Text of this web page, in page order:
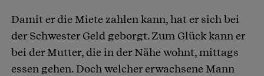
Damit er die Miete zahlen kann, hat er sich bei
der Schwester Geld geborgt. Zum Glück kann er
bei der Mutter, die in der Nähe wohnt, mittags
essen gehen. Doch welcher erwachsene Mann